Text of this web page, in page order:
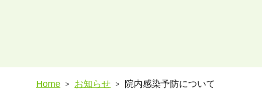
Home お知らせ 院内感染予防について